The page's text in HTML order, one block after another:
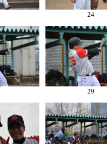
24
29